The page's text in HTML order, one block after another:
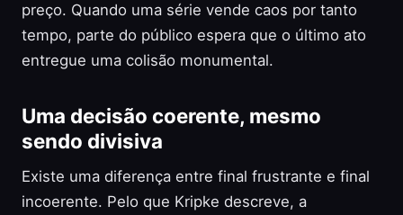
preço. Quando uma série vende caos por tanto
tempo, parte do público espera que o último ato
entregue uma colisão monumental.
Uma decisão coerente, mesmo
sendo divisiva
Existe uma diferença entre final frustrante e final
incoerente. Pelo que Kripke descreve, a